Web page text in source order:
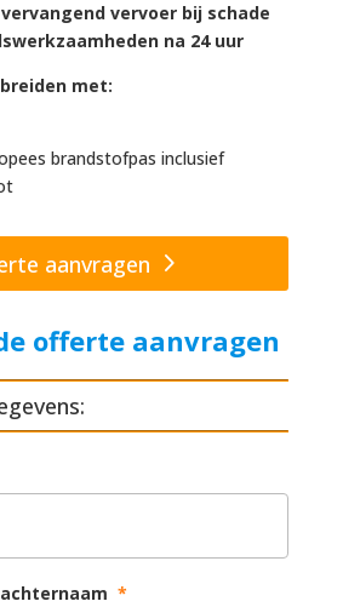
vervoer bij schade
na 24 uur
met:
brandstofpas inclusief
aanvragen
offerte aanvragen
*